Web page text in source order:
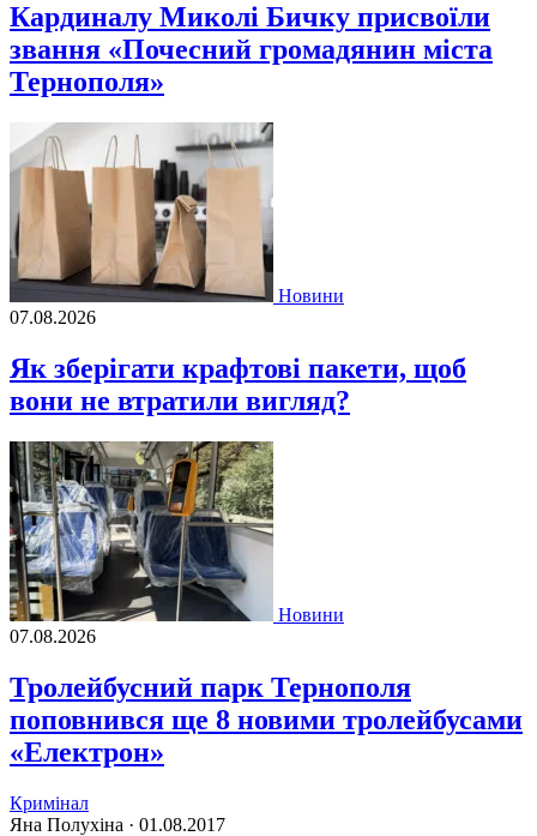
Кардиналу Миколі Бичку присвоїли
звання «Почесний громадянин міста
Тернополя»
Новини
07.08.2026
Як зберігати крафтові пакети, щоб
вони не втратили вигляд?
Новини
07.08.2026
Тролейбусний парк Тернополя
поповнився ще 8 новими тролейбусами
«Електрон»
Кримінал
Яна Полухіна · 01.08.2017